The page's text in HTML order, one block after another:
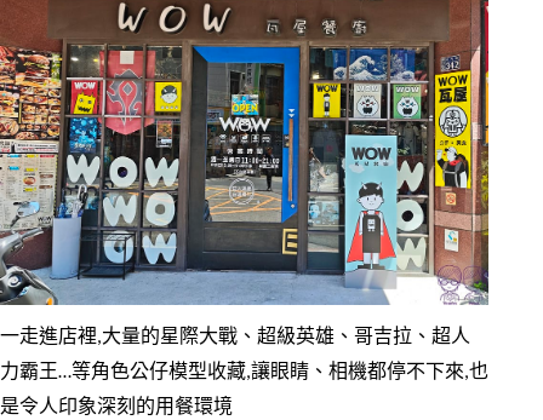
一走進店裡,大量的星際大戰、超級英雄、哥吉拉、超人
力霸王…等角色公仔模型收藏,讓眼睛、相機都停不下來,也
是令人印象深刻的用餐環境